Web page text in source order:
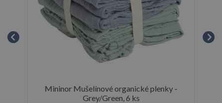
Mininor Mušelínové organické plenky -
Grey/Green, 6 ks